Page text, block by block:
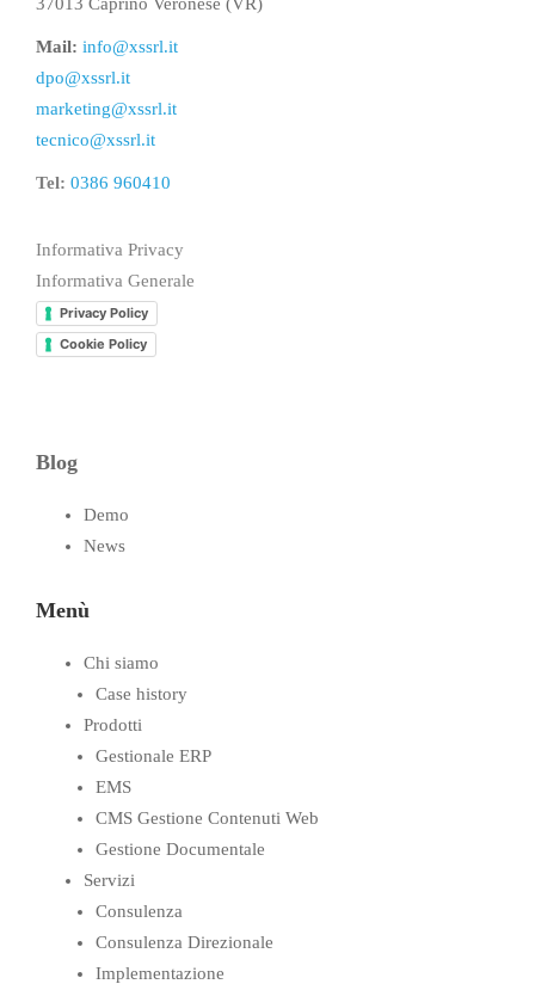
Mail: info@xssrl.it
dpo@xssrl.it
marketing@xssrl.it
tecnico@xssrl.it
Tel: 0386 960410
Informativa Privacy
Informativa Generale
Privacy Policy
Cookie Policy
Blog
Demo
News
Menù
Chi siamo
Case history
Prodotti
Gestionale ERP
EMS
CMS Gestione Contenuti Web
Gestione Documentale
Servizi
Consulenza
Consulenza Direzionale
Implementazione